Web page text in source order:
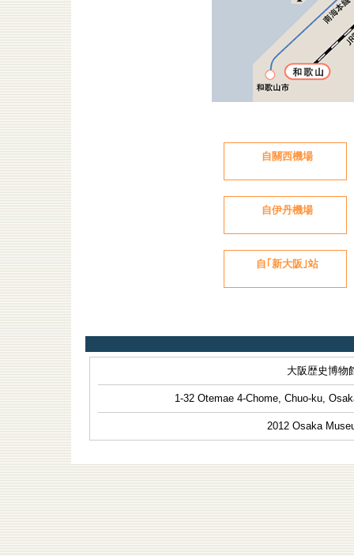
自關西機場
自伊丹機場
自｢新大阪｣站
大阪歴史博
1-32 Otemae 4-Chome, Chuo-ku,
2012 Osaka